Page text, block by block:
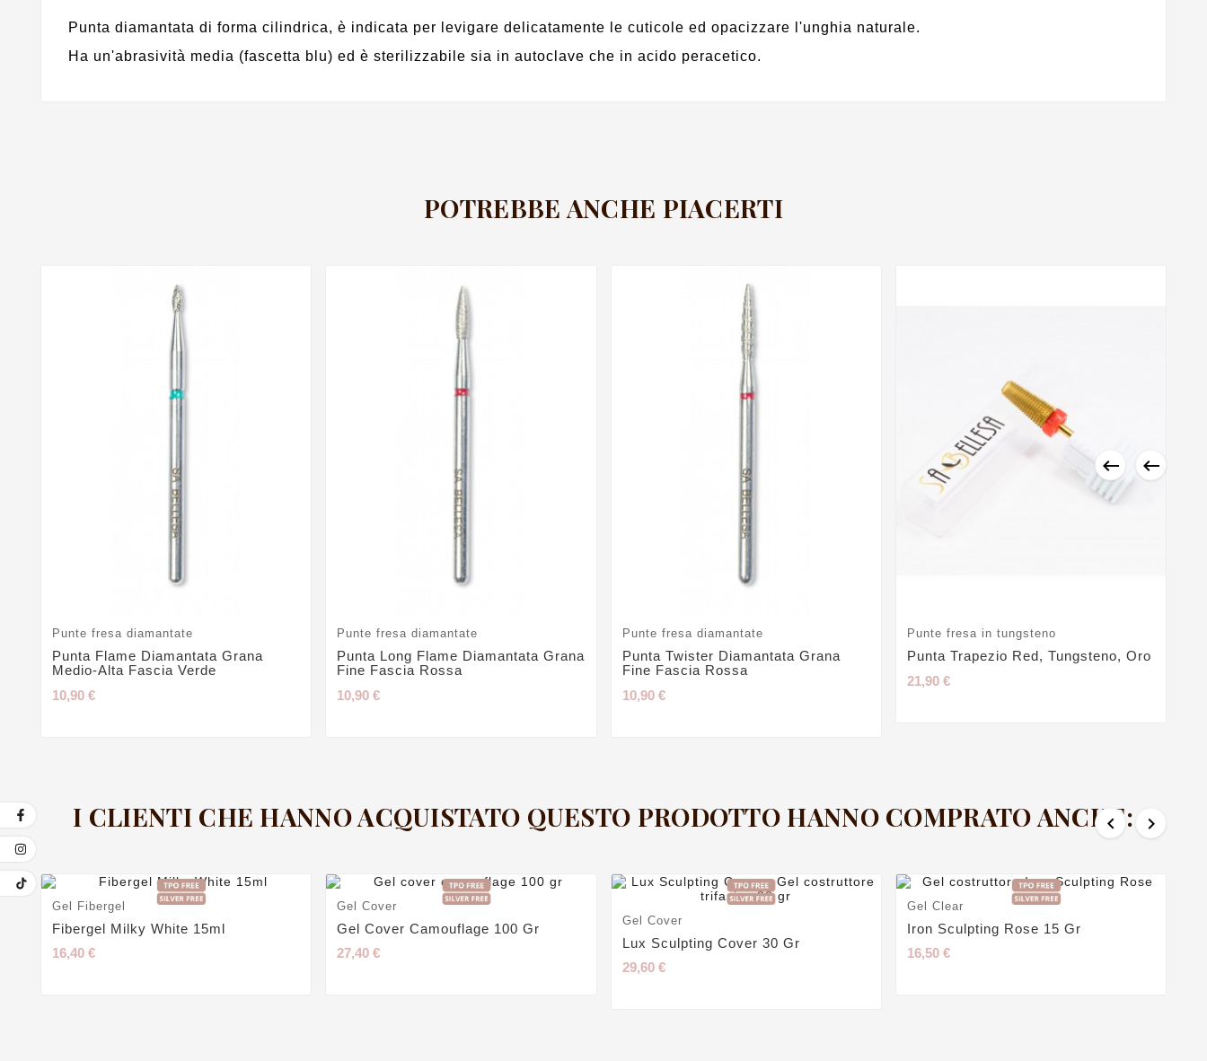
Punta diamantata di forma cilindrica, è indicata per levigare delicatamente le cuticole ed opacizzare l'unghia naturale.
Ha un'abrasività media (fascetta blu) ed è sterilizzabile sia in autoclave che in acido peracetico.
POTREBBE ANCHE PIACERTI
 
Punte fresa diamantate
Punta Flame Diamantata Grana
Medio-Alta Fascia Verde
10,90 €
Punte fresa diamantate
Punta Long Flame Diamantata Grana
Fine Fascia Rossa
10,90 €
Punte fresa diamantate
Punta Twister Diamantata Grana
Fine Fascia Rossa
10,90 €
Punte fresa in tungsteno
Punta Trapezio Red, Tungsteno, Oro
21,90 €
I CLIENTI CHE HANNO ACQUISTATO QUESTO PRODOTTO HANNO COMPRATO ANCHE:
 
Gel Fibergel
Fibergel Milky White 15ml
16,40 €
Gel Cover
Gel Cover Camouflage 100 Gr
27,40 €
Gel Cover
Lux Sculpting Cover 30 Gr
29,60 €
Gel Clear
Iron Sculpting Rose 15 Gr
16,50 €